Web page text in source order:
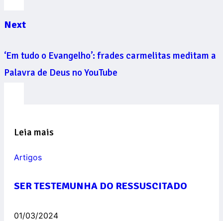
Next
‘Em tudo o Evangelho’: frades carmelitas meditam a
Palavra de Deus no YouTube
Leia mais
Artigos
SER TESTEMUNHA DO RESSUSCITADO
01/03/2024